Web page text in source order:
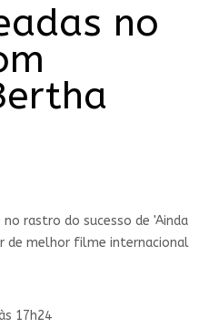
no
rastro do sucesso de 'Ainda
de melhor filme internacional
17h24